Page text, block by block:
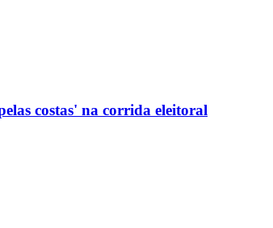
costas' na corrida eleitoral